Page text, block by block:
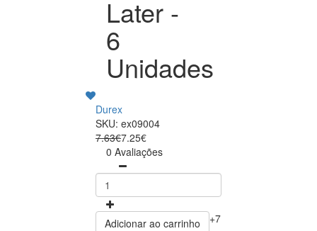
Later -
6
Unidades
Durex
SKU: ex09004
7.63€7.25€
0 Avaliações
Adicionar ao carrinho
+7